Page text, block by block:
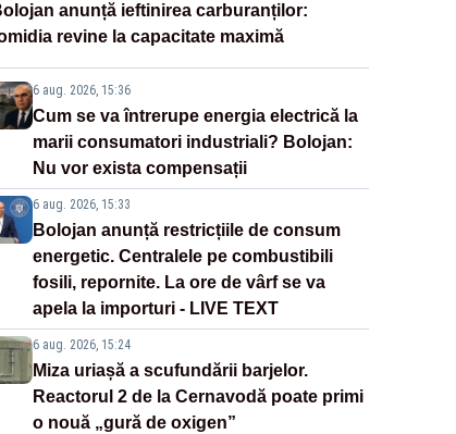
anunță ieftinirea carburanților:
revine la capacitate maximă
6 aug. 2026, 15:36
Cum se va întrerupe energia electrică la
marii consumatori industriali? Bolojan:
Nu vor exista compensații
6 aug. 2026, 15:33
Bolojan anunță restricțiile de consum
energetic. Centralele pe combustibili
fosili, repornite. La ore de vârf se va
apela la importuri - LIVE TEXT
6 aug. 2026, 15:24
Miza uriașă a scufundării barjelor.
Reactorul 2 de la Cernavodă poate primi
o nouă „gură de oxigen”